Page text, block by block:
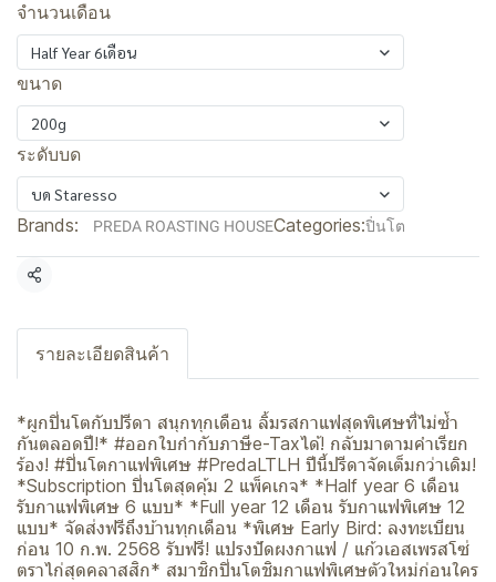
จำนวนเดือน
Half Year 6เดือน
ขนาด
200g
ระดับบด
บด Staresso
Brands: PREDA ROASTING HOUSECategories:ปิ่นโต
Share
รายละเอียดสินค้า
*ผูกปิ่นโตกับปรีดา สนุกทุกเดือน ลิ้มรสกาแฟสุดพิเศษที่ไม่ซ้ำ
กันตลอดปี!* #ออกใบกำกับภาษีe-Taxได้! กลับมาตามคำเรียก
ร้อง! #ปิ่นโตกาแฟพิเศษ #PredaLTLH ปีนี้ปรีดาจัดเต็มกว่าเดิม!
*Subscription ปิ่นโตสุดคุ้ม 2 แพ็คเกจ* *Half year 6 เดือน
รับกาแฟพิเศษ 6 แบบ* *Full year 12 เดือน รับกาแฟพิเศษ 12
แบบ* จัดส่งฟรีถึงบ้านทุกเดือน *พิเศษ Early Bird: ลงทะเบียน
ก่อน 10 ก.พ. 2568 รับฟรี! แปรงปัดผงกาแฟ / แก้วเอสเพรสโซ่
ตราไก่สุดคลาสสิก* สมาชิกปิ่นโตชิมกาแฟพิเศษตัวใหม่ก่อนใคร